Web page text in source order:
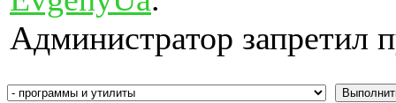
Администратор запретил